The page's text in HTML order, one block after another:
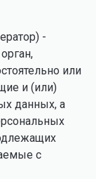
-
или
и (или)
данных, а
с